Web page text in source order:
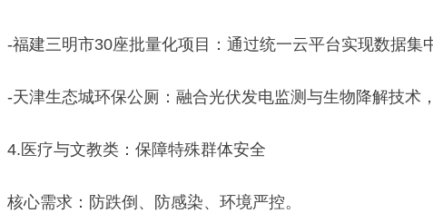
-福建三明市30座批量化项目：通过统一云平台实现数据集
-天津生态城环保公厕：融合光伏发电监测与生物降解技术
4.医疗与文教类：保障特殊群体安全
核心需求：防跌倒、防感染、环境严控。